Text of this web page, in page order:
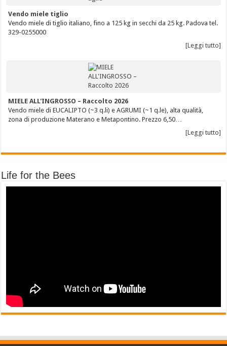
Vendo miele tiglio
Vendo miele di tiglio italiano, fino a 125 kg in secchi da 25 kg. Padova tel.
329-0255000
[Leggi tutto]
MIELE ALL'INGROSSO – Raccolto 2026
Vendo miele di EUCALIPTO (~3 q.li) e AGRUMI (~1 q.le), alta qualità,
zona di produzione Materano e Metapontino. Prezzo 6,50…
[Leggi tutto]
Life for the Bees